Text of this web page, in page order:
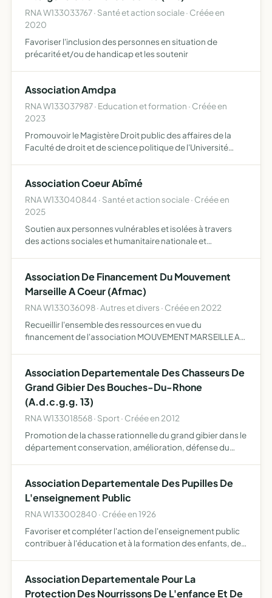
RNA W133033767 · Santé et action sociale · Créée en
2020
Favoriser l'inclusion des personnes en situation de
précarité et/ou de handicap et les soutenir
Association Amdpa
RNA W133037987 · Education et formation · Créée en
2023
Promouvoir le Magistère Droit public des affaires de la
Faculté de droit et de science politique de l'Université
promouvoir l'i…
Association Coeur Abîmé
RNA W133040844 · Santé et action sociale · Créée en
2025
Soutien aux personnes vulnérables et isolées à travers
des actions sociales et humanitaire nationale et
Association De Financement Du Mouvement
Marseille A Coeur (Afmac)
RNA W133036098 · Autres et divers · Créée en 2022
Recueillir l'ensemble des ressources en vue du
financement de l'association MOUVEMENT MARSEILLE A
financièr…
Association Departementale Des Chasseurs De
Grand Gibier Des Bouches-Du-Rhone
(A.d.c.g.g. 13)
RNA W133018568 · Sport · Créée en 2012
Promotion de la chasse rationnelle du grand gibier dans le
département conservation, amélioration, défense du
brev…
Association Departementale Des Pupilles De
L'enseignement Public
RNA W133002840 · Créée en 1926
Favoriser et compléter l'action de l'enseignement public
contribuer à l'éducation et à la formation des enfants, des
Association Departementale Pour La
Protection Des Nourrissons De L'enfance Et De